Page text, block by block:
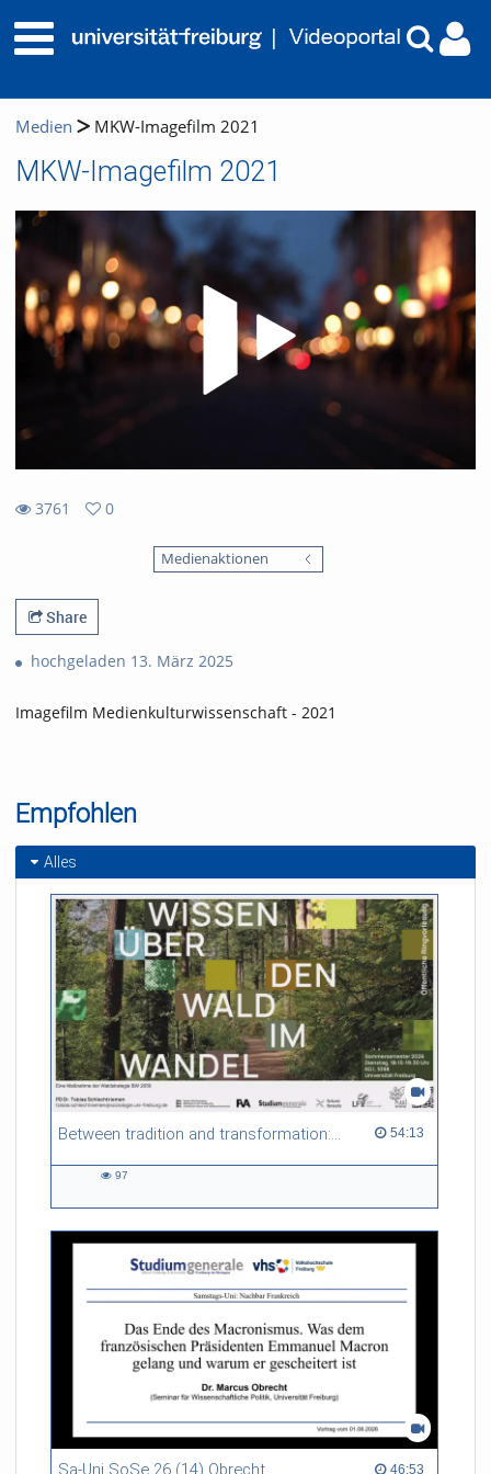
Medien MKW-Imagefilm 2021
MKW-Imagefilm 2021
3761
0
Medienaktionen
Share
hochgeladen 13. März 2025
Imagefilm Medienkulturwissenschaft - 2021
Empfohlen
Alles
Between tradition and transformation: how owners, advisers and institutions co-create knowledge for resilient forests in Europe 54:13
54:13 duration
97
46:53
46:53 duration